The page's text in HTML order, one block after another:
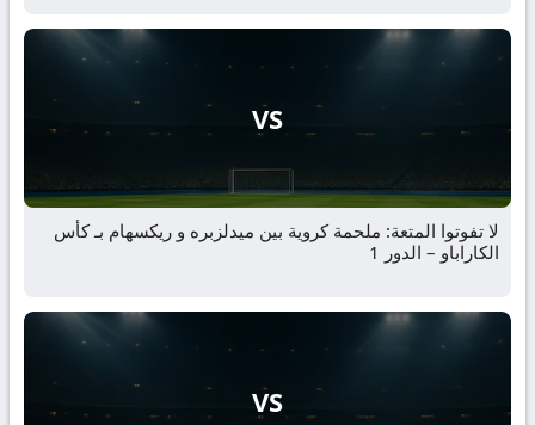
VS
لا تفوتوا المتعة: ملحمة كروية بين ميدلزبره و ريكسهام بـ كأس
الكاراباو – الدور 1
VS